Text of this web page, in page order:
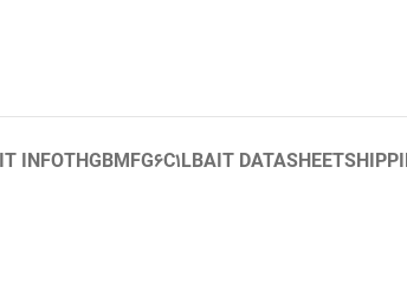
THGBMFG6C1LBAIT DATASHEET
INFO